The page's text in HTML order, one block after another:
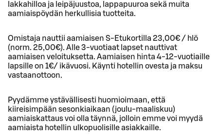
lakkahilloa ja leipäjuustoa, lappapuuroa sekä muita
aamiaispöydän herkullisia tuotteita.
Omistaja nauttii aamiaisen S-Etukortilla 23,00€ / hlö
(norm. 25,00€). Alle 3-vuotiaat lapset nauttivat
aamiaisen veloituksetta. Aamiaisen hinta 4-12-vuotiaille
lapsille on 1€/ ikävuosi. Käynti hotellin ovesta ja maksu
vastaanottoon.
Pyydämme ystävällisesti huomioimaan, että
kiireisimpään sesonkiaikaan (joulu-maaliskuu)
aamiaiskattaus voi olla täynnä, jolloin emme voi myydä
aamiaista hotellin ulkopuolisille asiakkaille.